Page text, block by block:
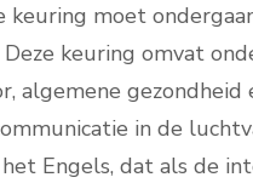
moet
keuring omvat
algemene
in de
Engels, dat als de